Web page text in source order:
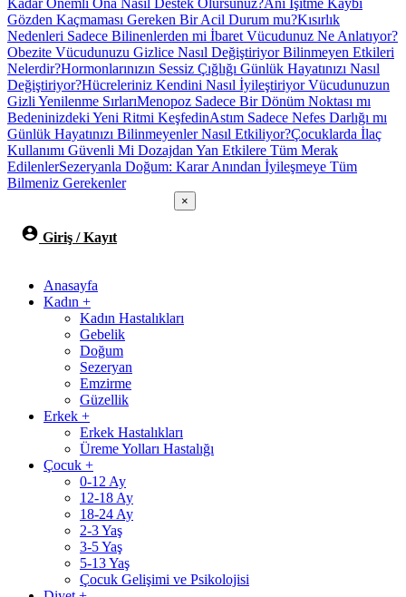
Kadar Önemli Ona Nasıl Destek Olursunuz?Ani İşitme Kaybı
Gözden Kaçmaması Gereken Bir Acil Durum mu?Kısırlık
Nedenleri Sadece Bilinenlerden mi İbaret Vücudunuz Ne Anlatıyor?
Obezite Vücudunuzu Gizlice Nasıl Değiştiriyor Bilinmeyen Etkileri
Nelerdir?Hormonlarınızın Sessiz Çığlığı Günlük Hayatınızı Nasıl
Değiştiriyor?Hücreleriniz Kendini Nasıl İyileştiriyor Vücudunuzun
Gizli Yenilenme SırlarıMenopoz Sadece Bir Dönüm Noktası mı
Bedeninizdeki Yeni Ritmi KeşfedinAstım Sadece Nefes Darlığı mı
Günlük Hayatınızı Bilinmeyenler Nasıl Etkiliyor?Çocuklarda İlaç
Kullanımı Güvenli Mi Dozajdan Yan Etkilere Tüm Merak
EdilenlerSezeryanla Doğum: Karar Anından İyileşmeye Tüm
Bilmeniz Gerekenler
×
Giriş / Kayıt
Anasayfa
Kadın +
Kadın Hastalıkları
Gebelik
Doğum
Sezeryan
Emzirme
Güzellik
Erkek +
Erkek Hastalıkları
Üreme Yolları Hastalığı
Çocuk +
0-12 Ay
12-18 Ay
18-24 Ay
2-3 Yaş
3-5 Yaş
5-13 Yaş
Çocuk Gelişimi ve Psikolojisi